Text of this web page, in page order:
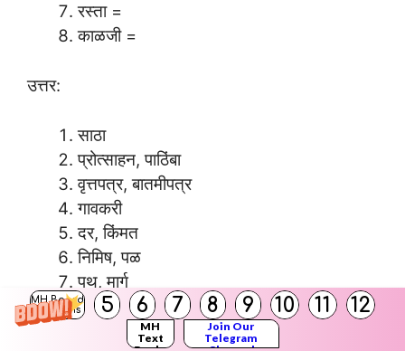
MH Board
Solutions
5 6 7 8 9 10 11 12
MH
Text
Join Our
Telegram
रस्ता =
काळजी =
उत्तर:
साठा
प्रोत्साहन, पाठिंबा
वृत्तपत्र, बातमीपत्र
गावकरी
दर, किंमत
निमिष, पळ
पथ, मार्ग
चिंता, विवंचना